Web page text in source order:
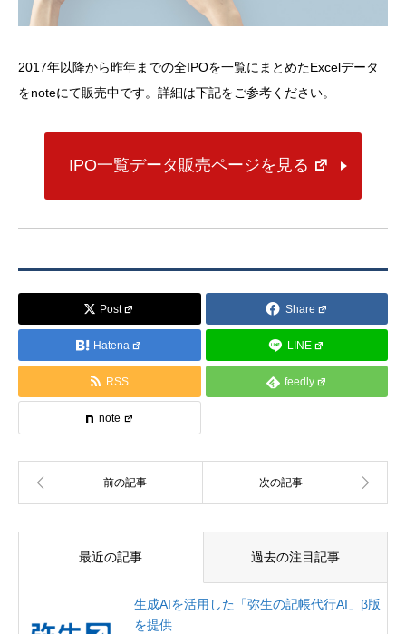
2017年以降から昨年までの全IPOを一覧にまとめたExcelデータ
をnoteにて販売中です。詳細は下記をご参考ください。
IPO一覧データ販売ページを見る
Post Share
Hatena LINE
RSS feedly
note
最近の記事 過去の注目記事
生成AIを活用した「弥生の記帳代行AI」β版
を提供...